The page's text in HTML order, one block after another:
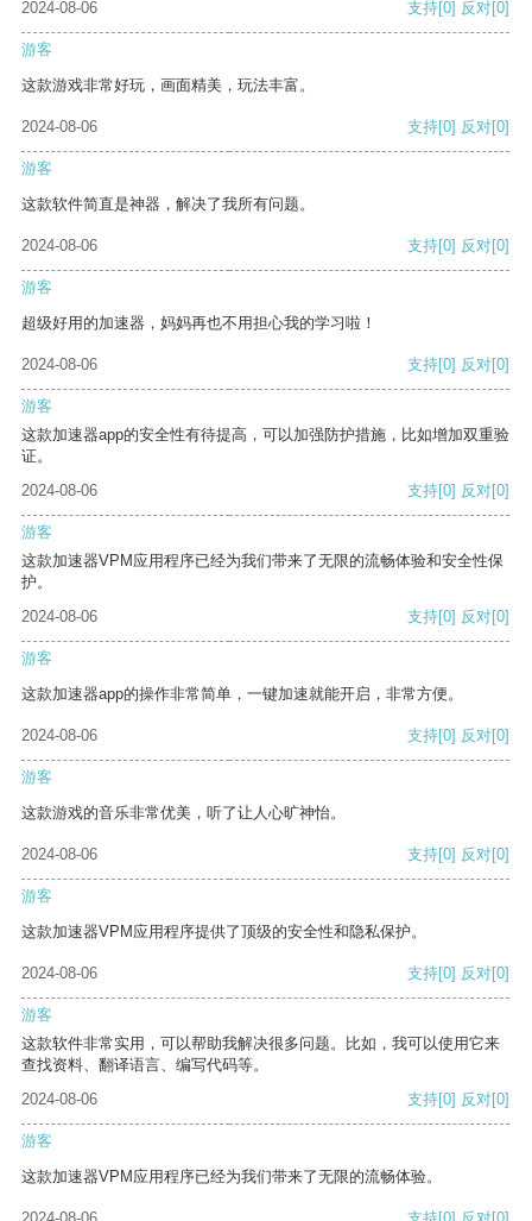
2024-08-06
支持[0] 反对[0]
游客
这款游戏非常好玩，画面精美，玩法丰富。
2024-08-06 支持[0] 反对[0]
游客
这款软件简直是神器，解决了我所有问题。
2024-08-06 支持[0] 反对[0]
游客
超级好用的加速器，妈妈再也不用担心我的学习啦！
2024-08-06 支持[0] 反对[0]
游客
这款加速器app的安全性有待提高，可以加强防护措施，比如增加双重验
证。
2024-08-06
支持[0] 反对[0]
游客
这款加速器VPM应用程序已经为我们带来了无限的流畅体验和安全性保
护。
2024-08-06
支持[0] 反对[0]
游客
这款加速器app的操作非常简单，一键加速就能开启，非常方便。
2024-08-06 支持[0] 反对[0]
游客
这款游戏的音乐非常优美，听了让人心旷神怡。
2024-08-06 支持[0] 反对[0]
游客
这款加速器VPM应用程序提供了顶级的安全性和隐私保护。
2024-08-06 支持[0] 反对[0]
游客
这款软件非常实用，可以帮助我解决很多问题。比如，我可以使用它来
查找资料、翻译语言、编写代码等。
2024-08-06
支持[0] 反对[0]
游客
这款加速器VPM应用程序已经为我们带来了无限的流畅体验。